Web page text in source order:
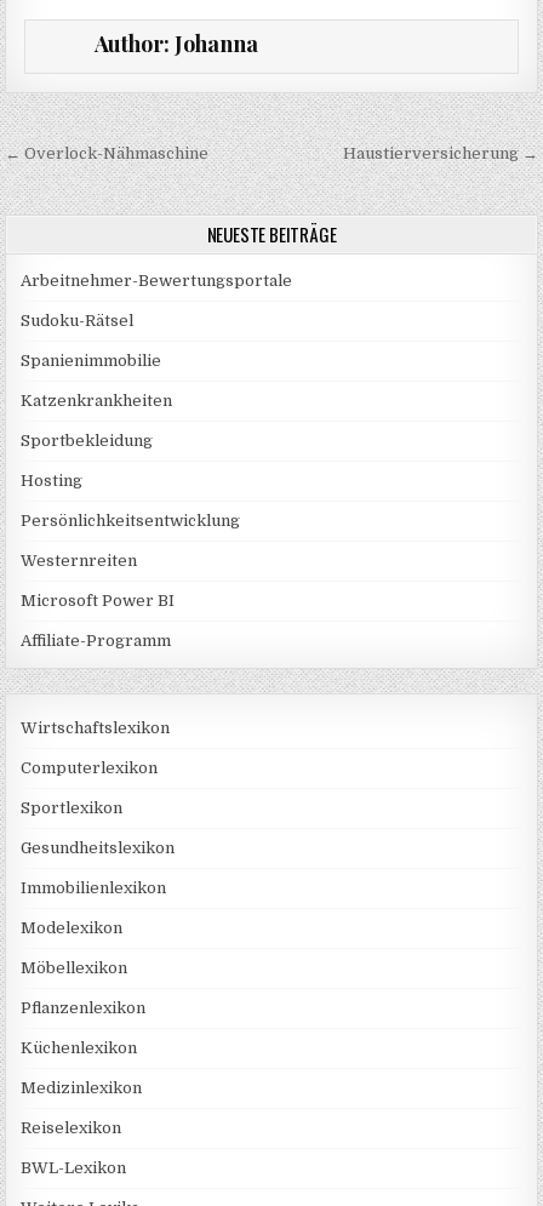
Author: Johanna
Beitragsnavigation
← Overlock-Nähmaschine Haustierversicherung →
NEUESTE BEITRÄGE
Arbeitnehmer-Bewertungsportale
Sudoku-Rätsel
Spanienimmobilie
Katzenkrankheiten
Sportbekleidung
Hosting
Persönlichkeitsentwicklung
Westernreiten
Microsoft Power BI
Affiliate-Programm
Wirtschaftslexikon
Computerlexikon
Sportlexikon
Gesundheitslexikon
Immobilienlexikon
Modelexikon
Möbellexikon
Pflanzenlexikon
Küchenlexikon
Medizinlexikon
Reiselexikon
BWL-Lexikon